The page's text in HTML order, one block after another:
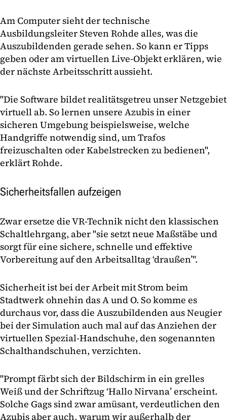
Am Computer sieht der technische
Ausbildungsleiter Steven Rohde alles, was die
Auszubildenden gerade sehen. So kann er Tipps
geben oder am virtuellen Live-Objekt erklären, wie
der nächste Arbeitsschritt aussieht.
"Die Software bildet realitätsgetreu unser Netzgebiet
virtuell ab. So lernen unsere Azubis in einer
sicheren Umgebung beispielsweise, welche
Handgriffe notwendig sind, um Trafos
freizuschalten oder Kabelstrecken zu bedienen",
erklärt Rohde.
Sicherheitsfallen aufzeigen
Zwar ersetze die VR-Technik nicht den klassischen
Schaltlehrgang, aber "sie setzt neue Maßstäbe und
sorgt für eine sichere, schnelle und effektive
Vorbereitung auf den Arbeitsalltag ‘draußen’".
Sicherheit ist bei der Arbeit mit Strom beim
Stadtwerk ohnehin das A und O. So komme es
durchaus vor, dass die Auszubildenden aus Neugier
bei der Simulation auch mal auf das Anziehen der
virtuellen Spezial-Handschuhe, den sogenannten
Schalthandschuhen, verzichten.
"Prompt färbt sich der Bildschirm in ein grelles
Weiß und der Schriftzug ‘Hallo Nirvana’ erscheint.
Solche Gags sind zwar amüsant, verdeutlichen den
Azubis aber auch, warum wir außerhalb der